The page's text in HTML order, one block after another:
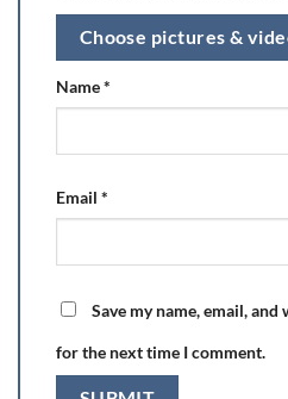
Choose pictures &
Name*
Email *
Save my name, email,
for the next time I comment.